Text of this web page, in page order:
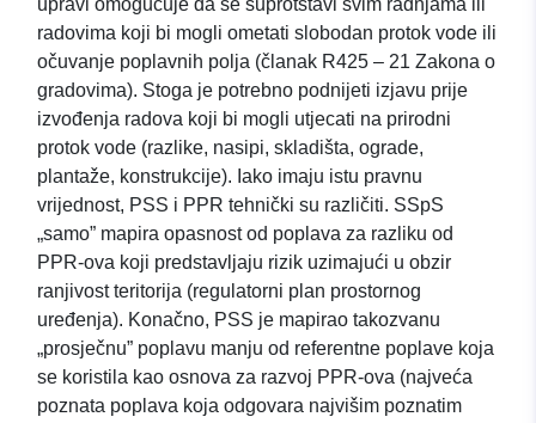
upravi omogućuje da se suprotstavi svim radnjama ili
radovima koji bi mogli ometati slobodan protok vode ili
očuvanje poplavnih polja (članak R425 – 21 Zakona o
gradovima). Stoga je potrebno podnijeti izjavu prije
izvođenja radova koji bi mogli utjecati na prirodni
protok vode (razlike, nasipi, skladišta, ograde,
plantaže, konstrukcije). Iako imaju istu pravnu
vrijednost, PSS i PPR tehnički su različiti. SSpS
„samo” mapira opasnost od poplava za razliku od
PPR-ova koji predstavljaju rizik uzimajući u obzir
ranjivost teritorija (regulatorni plan prostornog
uređenja). Konačno, PSS je mapirao takozvanu
„prosječnu” poplavu manju od referentne poplave koja
se koristila kao osnova za razvoj PPR-ova (najveća
poznata poplava koja odgovara najvišim poznatim